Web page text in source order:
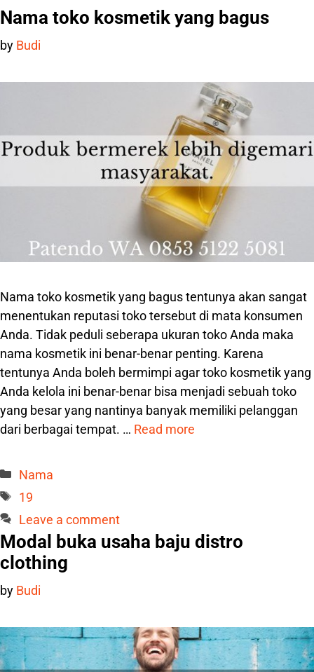
Nama toko kosmetik yang bagus
by Budi
Nama toko kosmetik yang bagus tentunya akan sangat
menentukan reputasi toko tersebut di mata konsumen
Anda. Tidak peduli seberapa ukuran toko Anda maka
nama kosmetik ini benar-benar penting. Karena
tentunya Anda boleh bermimpi agar toko kosmetik yang
Anda kelola ini benar-benar bisa menjadi sebuah toko
yang besar yang nantinya banyak memiliki pelanggan
dari berbagai tempat. … Read more
Categories
Nama
Tags
19
Leave a comment
Modal buka usaha baju distro
clothing
by Budi